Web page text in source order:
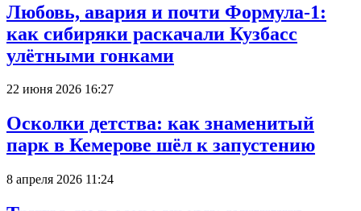
Любовь, авария и почти Формула-1:
как сибиряки раскачали Кузбасс
улётными гонками
22 июня 2026 16:27
Осколки детства: как знаменитый
парк в Кемерове шёл к запустению
8 апреля 2026 11:24